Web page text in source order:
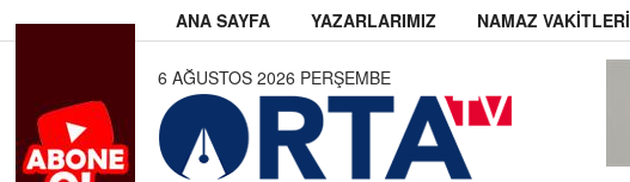
ANA SAYFA YAZARLARIMIZ NAMAZ VAKİTLERİ
6 AĞUSTOS 2026 PERŞEMBE